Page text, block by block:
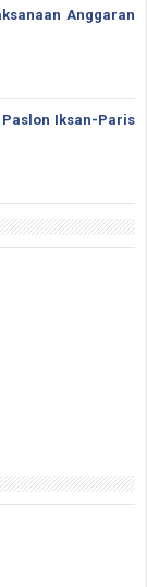
Anggaran
Iksan-Paris